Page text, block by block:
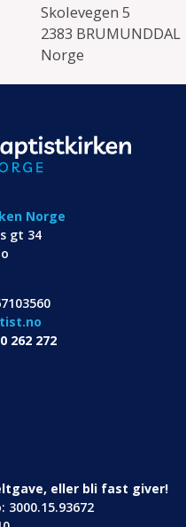
Skolevegen 5
2383 BRUMUNDDAL
Norge
Norge
gt 34
262 272
eller bli fast giver!
3000.15.93672